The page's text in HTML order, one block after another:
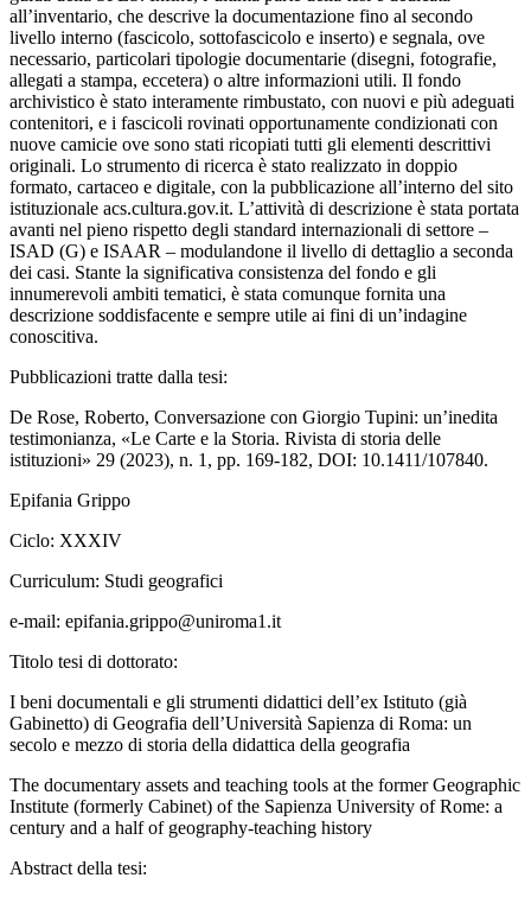
all’inventario, che descrive la documentazione fino al secondo
livello interno (fascicolo, sottofascicolo e inserto) e segnala, ove
necessario, particolari tipologie documentarie (disegni, fotografie,
allegati a stampa, eccetera) o altre informazioni utili. Il fondo
archivistico è stato interamente rimbustato, con nuovi e più adeguati
contenitori, e i fascicoli rovinati opportunamente condizionati con
nuove camicie ove sono stati ricopiati tutti gli elementi descrittivi
originali. Lo strumento di ricerca è stato realizzato in doppio
formato, cartaceo e digitale, con la pubblicazione all’interno del sito
istituzionale acs.cultura.gov.it. L’attività di descrizione è stata portata
avanti nel pieno rispetto degli standard internazionali di settore –
ISAD (G) e ISAAR – modulandone il livello di dettaglio a seconda
dei casi. Stante la significativa consistenza del fondo e gli
innumerevoli ambiti tematici, è stata comunque fornita una
descrizione soddisfacente e sempre utile ai fini di un’indagine
conoscitiva.
Pubblicazioni tratte dalla tesi:
De Rose, Roberto, Conversazione con Giorgio Tupini: un’inedita
testimonianza, «Le Carte e la Storia. Rivista di storia delle
istituzioni» 29 (2023), n. 1, pp. 169-182, DOI: 10.1411/107840.
Epifania Grippo
Ciclo: XXXIV
Curriculum: Studi geografici
e-mail: epifania.grippo@uniroma1.it
Titolo tesi di dottorato:
I beni documentali e gli strumenti didattici dell’ex Istituto (già
Gabinetto) di Geografia dell’Università Sapienza di Roma: un
secolo e mezzo di storia della didattica della geografia
The documentary assets and teaching tools at the former Geographic
Institute (formerly Cabinet) of the Sapienza University of Rome: a
century and a half of geography-teaching history
Abstract della tesi: